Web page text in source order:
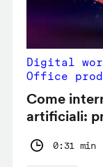
Digital
Office
Come
artificiali:
0:31 min